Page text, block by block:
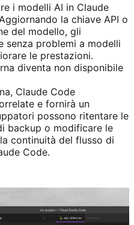
i modelli AI in Claude
la chiave API o
del modello, gli
senza problemi a modelli
le prestazioni.
diventa non disponibile
Claude Code
e fornirà un
possono ritentare le
backup o modificare le
continuità del flusso di
Code.